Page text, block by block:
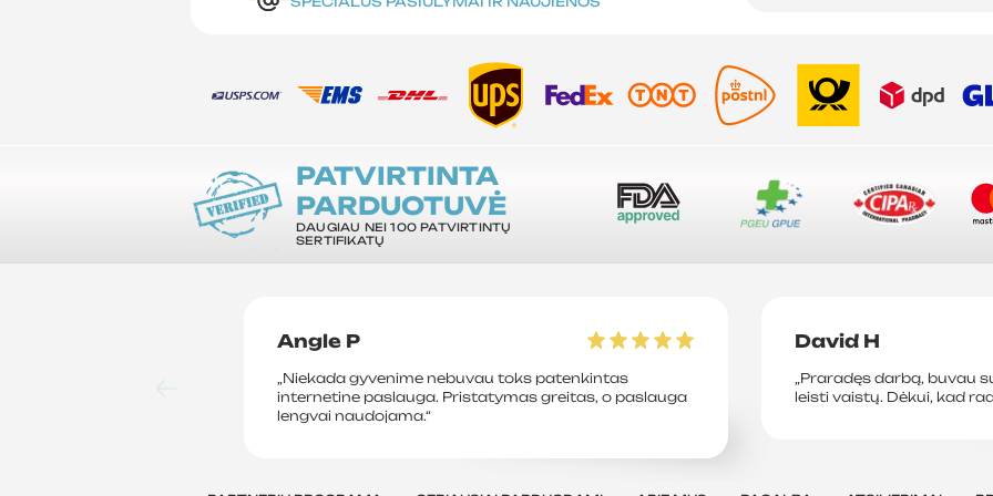
PATVIRTINTA
PARDUOTUVĖ
DAUGIAU NEI 100 PATVIRTINTŲ
SERTIFIKATŲ
Angle P
„Niekada gyvenime nebuvau toks patenkintas
internetine paslauga. Pristatymas greitas, o paslauga
lengvai naudojama.“
David H
„Praradęs darbą, buvau
leisti vaistų. Dėkui, kad